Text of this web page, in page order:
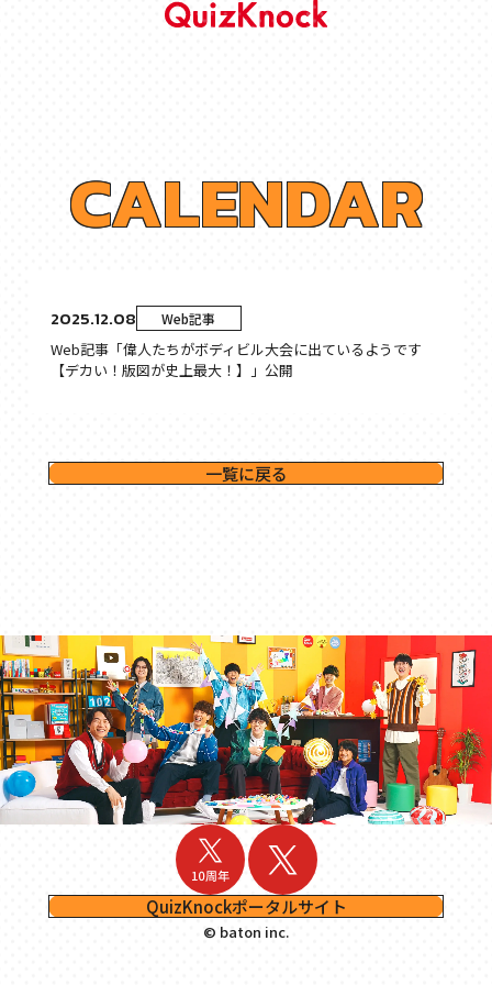
CALENDAR
2025.12.08 Web記事
Web記事「偉人たちがボディビル大会に出ているようです
【デカい！版図が史上最大！】」公開
一覧に戻る
QuizKnockポータルサイト
© baton inc.